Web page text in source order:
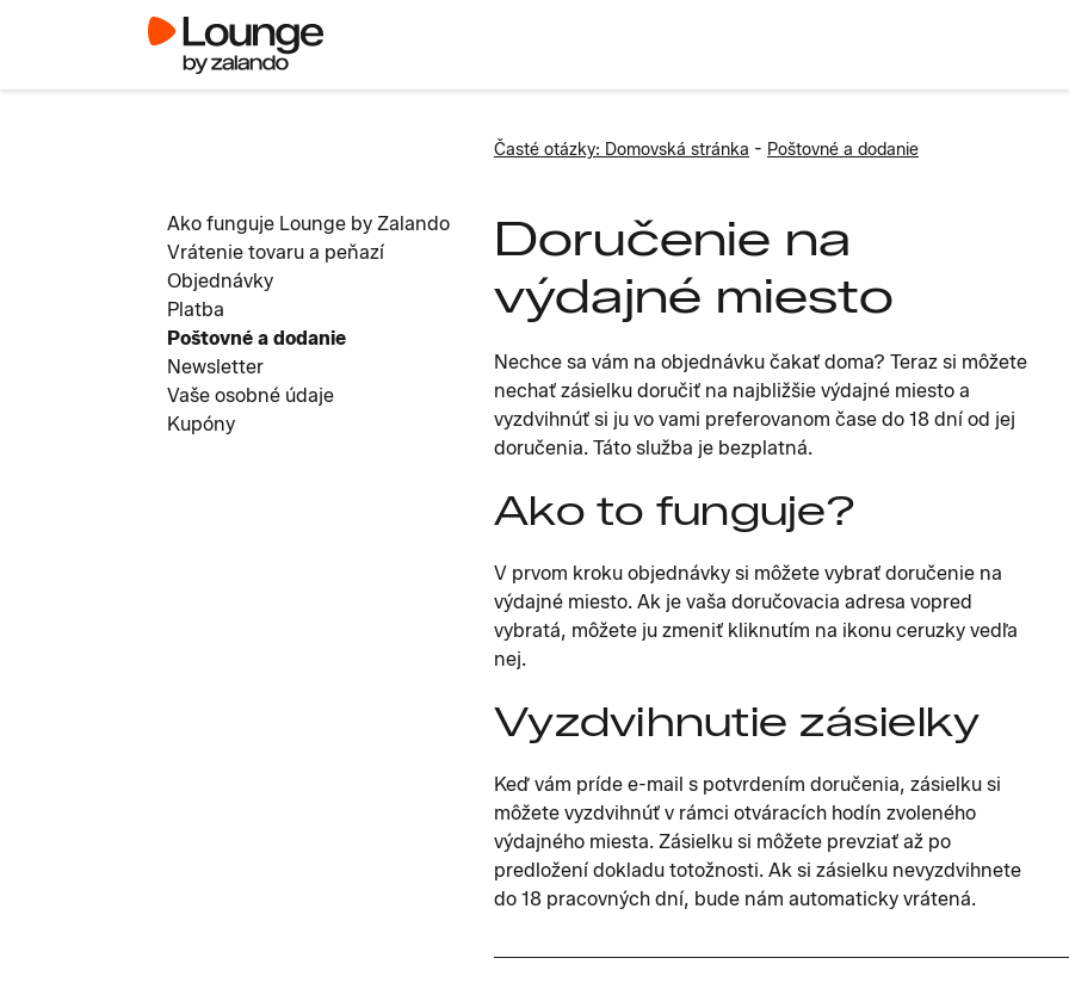
Časté otázky: Domovská stránka - Poštovné a dodanie
Ako funguje Lounge by Zalando
Vrátenie tovaru a peňazí
Objednávky
Platba
Poštovné a dodanie
Newsletter
Vaše osobné údaje
Kupóny
Doručenie na
výdajné miesto
Nechce sa vám na objednávku čakať doma? Teraz si môžete
nechať zásielku doručiť na najbližšie výdajné miesto a
vyzdvihnúť si ju vo vami preferovanom čase do 18 dní od jej
doručenia. Táto služba je bezplatná.
Ako to funguje?
V prvom kroku objednávky si môžete vybrať doručenie na
výdajné miesto. Ak je vaša doručovacia adresa vopred
vybratá, môžete ju zmeniť kliknutím na ikonu ceruzky vedľa
nej.
Vyzdvihnutie zásielky
Keď vám príde e-mail s potvrdením doručenia, zásielku si
môžete vyzdvihnúť v rámci otváracích hodín zvoleného
výdajného miesta. Zásielku si môžete prevziať až po
predložení dokladu totožnosti. Ak si zásielku nevyzdvihnete
do 18 pracovných dní, bude nám automaticky vrátená.